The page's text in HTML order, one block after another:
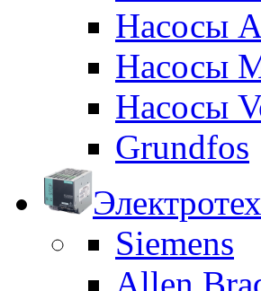
Насосы
Насосы
Насосы
Grundfos
Siemens